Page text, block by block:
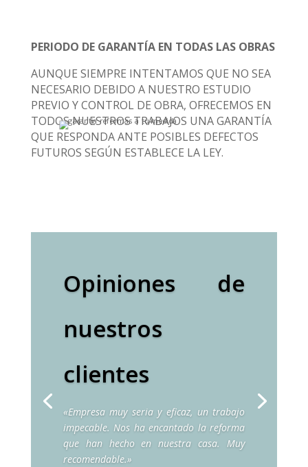
PERIODO DE GARANTÍA EN TODAS LAS OBRAS
AUNQUE SIEMPRE INTENTAMOS QUE NO SEA
NECESARIO DEBIDO A NUESTRO ESTUDIO
PREVIO Y CONTROL DE OBRA, OFRECEMOS EN
TODOS NUESTROS TRABAJOS UNA GARANTÍA
QUE RESPONDA ANTE POSIBLES DEFECTOS
FUTUROS SEGÚN ESTABLECE LA LEY.
Opiniones de
nuestros
clientes
«Empresa muy seria y eficaz, un trabajo
impecable. Nos ha encantado la reforma
que han hecho en nuestra casa. Muy
recomendable.»